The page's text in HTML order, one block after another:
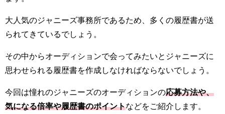
大人気のジャニーズ事務所であるため、多くの履歴書が送
られてきているでしょう。
その中からオーディションで会ってみたいとジャニーズに
思わせられる履歴書を作成しなければならないでしょう。
今回は憧れのジャニーズのオーディションの応募方法や、
気になる倍率や履歴書のポイントなどをご紹介します。